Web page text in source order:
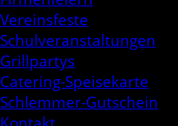
Vereinsfeste
Schulveranstaltungen
Grillpartys
Catering-Speisekarte
Schlemmer-Gutschein